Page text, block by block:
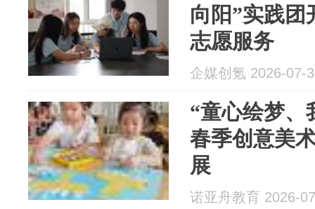
向阳”实践团
志愿服务
企媒创氪 2026-07-
“童心绘梦、
春季创意美
展
诺亚舟教育 2026-